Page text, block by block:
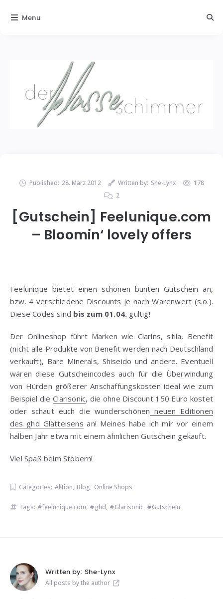
Published: 28. März 2012 Written by: She-Lynx
178
2
[Gutschein] Feelunique.com
– Bloomin‘ lovely offers
Feelunique bietet einen schönen bunten Gutschein an,
bzw. 4 verschiedene Discounts je nach Warenwert (s.o.).
Diese Codes sind bis zum 01.04. gültig!
Der Onlineshop führt Marken wie Clarins, stila, Benefit
(nicht alle Produkte von Benefit werden nach Deutschland
verkauft), Bare Minerals, Shiseido und andere. Eventuell
wären diese Gutscheincodes auch für die Überwindung
von Hürden größerer Anschaffungskosten ideal wie zum
Beispiel dieClarisonic, die ohne Discount 150 Euro kostet
oder schaut euch die wunderschönen neuen Editionen
des ghd Glätteisens an! Meines habe ich mir vor einem
halben Jahr etwa mit einem ähnlichen Gutschein gekauft.
Viel Spaß beim Stöbern!
Categories: Aktion, Blog, Online Shops
Tags: feelunique.com, ghd, Glarisonic, Gutschein
Written by: She-Lynx
All posts by the author
Menu